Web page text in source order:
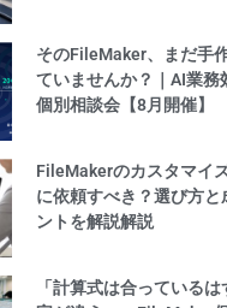
そのFileMaker、まだ手
ていませんか？｜AI業務
個別相談会【8月開催】
FileMakerのカスタマイ
に依頼すべき？選び方と
ントを解説解説
「計算式は合っている